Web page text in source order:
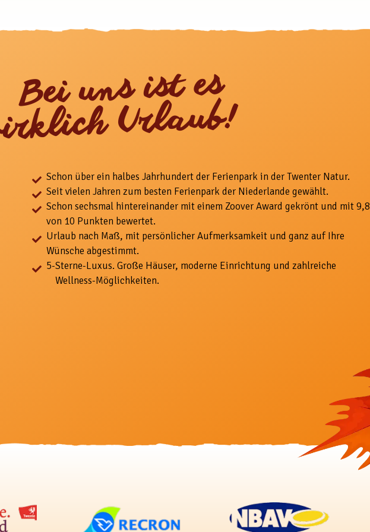
uns ist es
Urlaub!
Schon über ein halbes Jahrhundert der Ferienpark in der Twenter Natur.
Seit vielen Jahren zum besten Ferienpark der Niederlande gewählt.
Schon sechsmal hintereinander mit einem Zoover Award gekrönt und mit 9,8
von 10 Punkten bewertet.
Urlaub nach Maß, mit persönlicher Aufmerksamkeit und ganz auf Ihre
Wünsche abgestimmt.
5-Sterne-Luxus. Große Häuser, moderne Einrichtung und zahlreiche
Wellness-Möglichkeiten.